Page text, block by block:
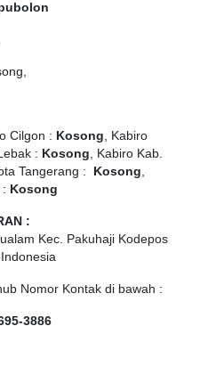
Cilgon : Kosong, Kabiro
: Kosong, Kabiro Kab.
Tangerang : Kosong,
: Kosong
:
Kec. Pakuhaji Kodepos
Nomor Kontak di bawah :
3886